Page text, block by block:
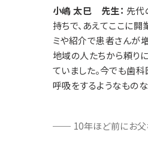
小嶋 太巳 先生： 先代
持ちで、あえてここに
ミや紹介で患者さんが
地域の人たちから頼り
ていました。今でも歯
呼吸をするようなものな
10年ほど前にお